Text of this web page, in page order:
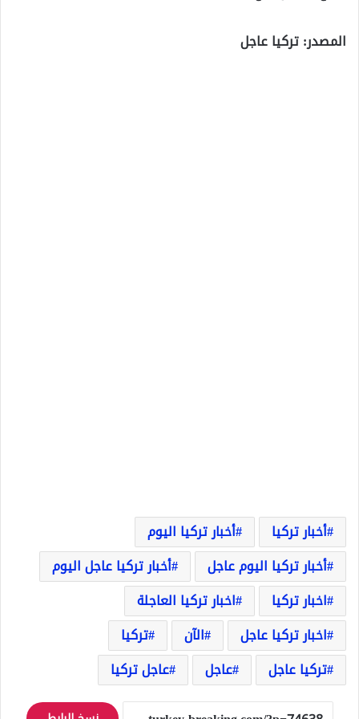
المصدر: تركيا عاجل
أخبار تركيا
أخبار تركيا اليوم
أخبار تركيا اليوم عاجل
أخبار تركيا عاجل اليوم
اخبار تركيا
اخبار تركيا العاجلة
اخبار تركيا عاجل
الآن
تركيا
تركيا عاجل
عاجل عاجل تركيا